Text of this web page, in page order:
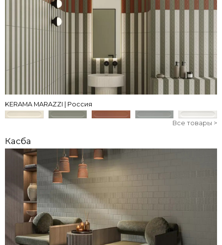
KERAMA MARAZZI | Россия
Все товары >
Касба